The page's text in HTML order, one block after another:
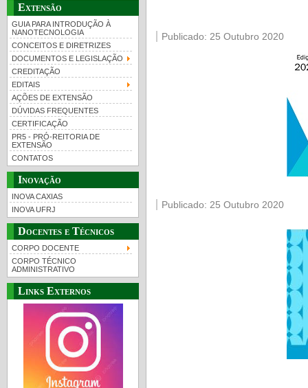
Extensão
GUIA PARA INTRODUÇÃO À
NANOTECNOLOGIA
CONCEITOS E DIRETRIZES
DOCUMENTOS E LEGISLAÇÃO
CREDITAÇÃO
EDITAIS
AÇÕES DE EXTENSÃO
DÚVIDAS FREQUENTES
CERTIFICAÇÃO
PR5 - PRÓ-REITORIA DE
EXTENSÃO
CONTATOS
Inovação
INOVA CAXIAS
INOVA UFRJ
Docentes e Técnicos
CORPO DOCENTE
CORPO TÉCNICO
ADMINISTRATIVO
Links Externos
Publicado: 25 Outubro 2020
Publicado: 25 Outubro 2020